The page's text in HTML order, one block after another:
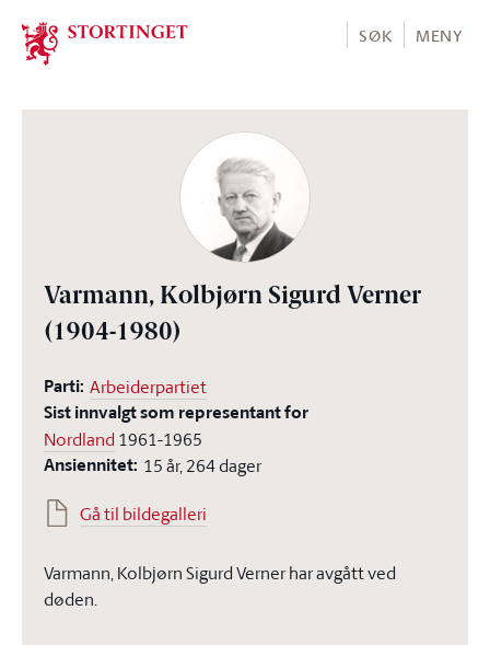
Stortinget.no
SØK MENY
Varmann, Kolbjørn Sigurd Verner
(1904-1980)
Parti: Arbeiderpartiet
Sist innvalgt som representant for
Nordland 1961-1965
Ansiennitet: 15 år, 264 dager
Gå til bildegalleri
Varmann, Kolbjørn Sigurd Verner har avgått ved
døden.